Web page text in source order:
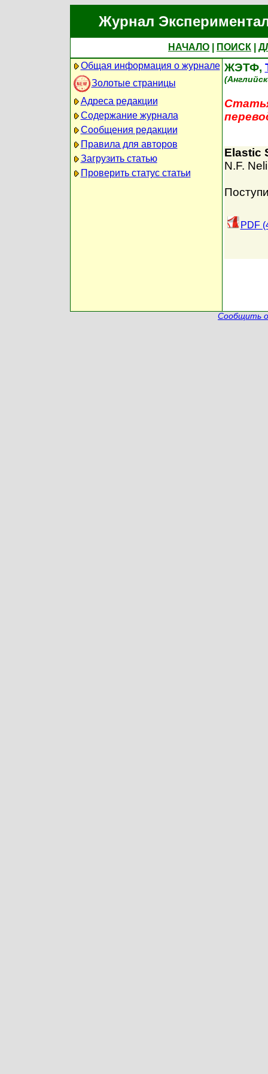
Журнал
НАЧАЛО ПОИСК
Общая информация о журнале
Золотые страницы
Адреса редакции
Содержание журнала
Сообщения редакции
Правила для авторов
Загрузить статью
Проверить статус статьи
ЖЭТФ,
Elastic
N.F.
PDF
Сообщить о